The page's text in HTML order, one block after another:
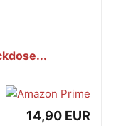
14,90 EUR